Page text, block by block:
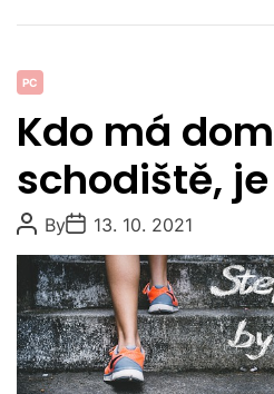
C
g
o
r
e
s
PC
Kdo má
schodiště,
výhodě
P
o
s
A
u
t
h
o
r
ByP
o
s
t
D
a
t
e
13. 10. 2021